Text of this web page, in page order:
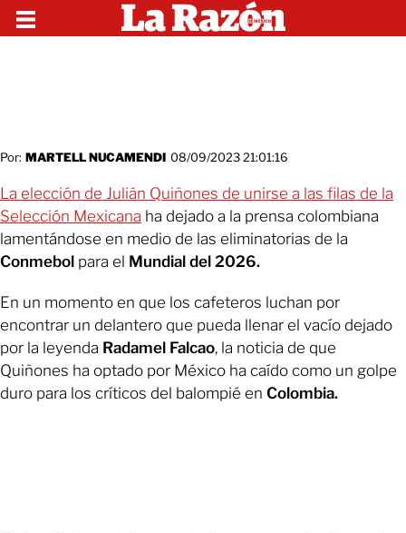
Por: MARTELL NUCAMENDI 08/09/2023 21:01:16
La elección de Julián Quiñones de unirse a las filas de la
Selección Mexicana ha dejado a la prensa colombiana
lamentándose en medio de las eliminatorias de la
Conmebol para el Mundial del 2026.
En un momento en que los cafeteros luchan por
encontrar un delantero que pueda llenar el vacío dejado
por la leyenda Radamel Falcao, la noticia de que
Quiñones ha optado por México ha caído como un golpe
duro para los críticos del balompié en Colombia.